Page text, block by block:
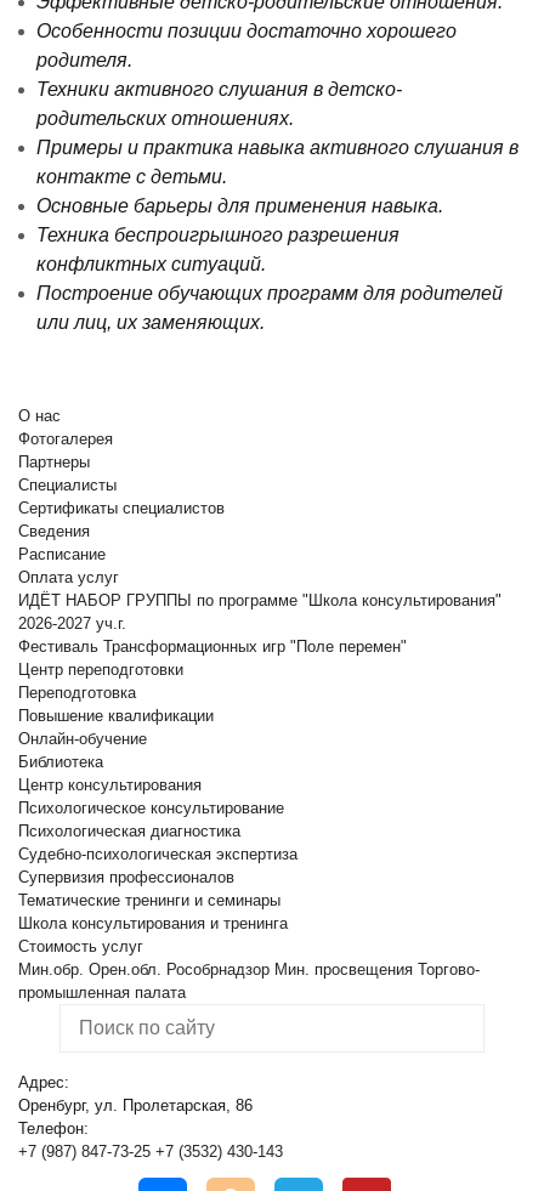
Особенности позиции достаточно хорошего
родителя.
Техники активного слушания в детско-
родительских отношениях.
Примеры и практика навыка активного слушания в
контакте с детьми.
Основные барьеры для применения навыка.
Техника беспроигрышного разрешения
конфликтных ситуаций.
Построение обучающих программ для родителей
или лиц, их заменяющих.
О нас
Фотогалерея
Партнеры
Специалисты
Сертификаты специалистов
Сведения
Расписание
Оплата услуг
ИДЁТ НАБОР ГРУППЫ по программе "Школа консультирования"
2026-2027 уч.г.
Фестиваль Трансформационных игр "Поле перемен"
Центр переподготовки
Переподготовка
Повышение квалификации
Онлайн-обучение
Библиотека
Центр консультирования
Психологическое консультирование
Психологическая диагностика
Судебно-психологическая экспертиза
Супервизия профессионалов
Тематические тренинги и семинары
Школа консультирования и тренинга
Стоимость услуг
Мин.обр. Орен.обл.
Рособрнадзор Мин. просвещения Торгово-
промышленная палата
Адрес:
Оренбург, ул. Пролетарская, 86
Телефон:
+7 (987) 847-73-25 +7 (3532) 430-143